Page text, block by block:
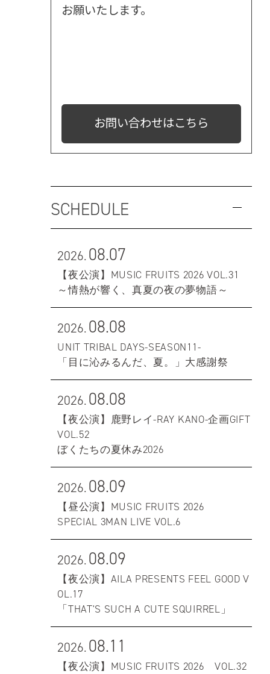
お願いたします。
お問い合わせはこちら
SCHEDULE
2026.08.07
【夜公演】MUSIC FRUITS 2026 VOL.31
～情熱が響く、真夏の夜の夢物語～
2026.08.08
UNIT TRIBAL DAYS-SEASON11-
「目に沁みるんだ、夏。」大感謝祭
2026.08.08
【夜公演】鹿野レイ-RAY KANO-企画GIFT
VOL.52
ぼくたちの夏休み2026
2026.08.09
【昼公演】MUSIC FRUITS 2026
SPECIAL 3MAN LIVE VOL.6
2026.08.09
【夜公演】AILA PRESENTS FEEL GOOD V
OL.17
「THAT'S SUCH A CUTE SQUIRREL」
2026.08.11
【夜公演】MUSIC FRUITS 2026 VOL.32